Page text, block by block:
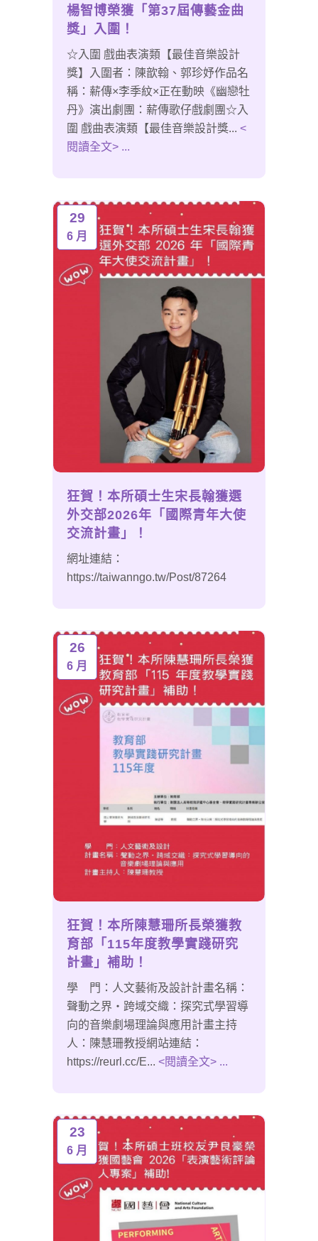
楊智博榮獲「第37屆傳藝金曲
獎」入圍！
☆入圍 戲曲表演類【最佳音樂設計
獎】入圍者：陳歆翰、郭珍妤作品名
稱：薪傳×李季紋×正在動映《幽戀牡
丹》演出劇團：薪傳歌仔戲劇團☆入
圍 戲曲表演類【最佳音樂設計獎... <
閱讀全文> ...
29
6 月
狂賀！本所碩士生宋長翰獲選
外交部2026年「國際青年大使
交流計畫」！
網址連結：
https://taiwanngo.tw/Post/87264
26
6 月
狂賀！本所陳慧珊所長榮獲教
育部「115年度教學實踐研究
計畫」補助！
學 門：人文藝術及設計計畫名稱：
聲動之界‧跨域交織：探究式學習導
向的音樂劇場理論與應用計畫主持
人：陳慧珊教授網站連結：
https://reurl.cc/E... <閱讀全文> ...
23
6 月